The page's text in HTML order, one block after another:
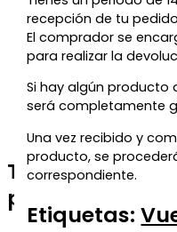
recepción de tu
El comprador se
para realizar la
Si hay algún producto
será completamente
Una vez recibido y
producto, se
correspondiente.
Etiquetas:
Te regalamos
para tu